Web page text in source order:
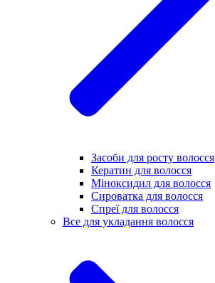
Засоби для росту волосся
Кератин для волосся
Міноксидил для волосся
Сироватка для волосся
Спреї для волосся
Все для укладання волосся